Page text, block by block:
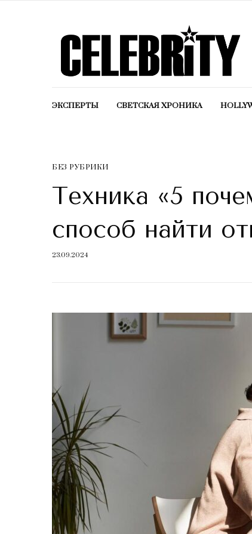
ЭКСПЕРТЫ СВЕТСКАЯ ХРОНИКА
БЕЗ РУБРИКИ
Техника «5
способ найти
23.09.2024